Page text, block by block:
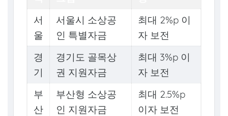
서
울
서울시 소상공
인 특별자금
최대 2%p 이
자 보전
경
기
경기도 골목상
권 지원자금
최대 3%p 이
자 보전
부
산
부산형 소상공
인 지원자금
최대 2.5%p
이자 보전